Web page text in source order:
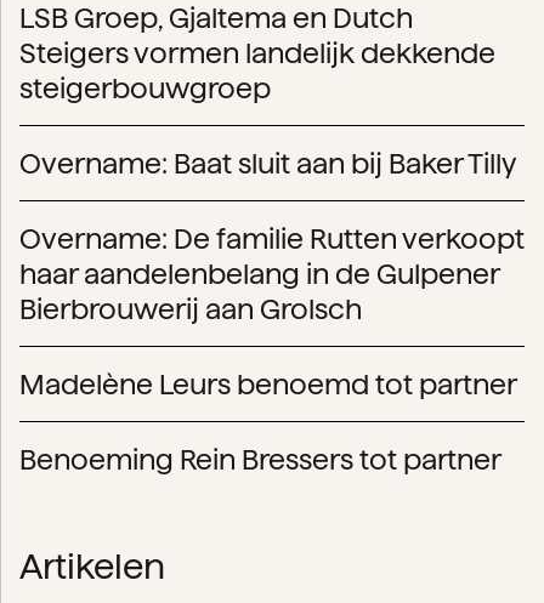
LSB Groep, Gjaltema en Dutch
Steigers vormen landelijk dekkende
steigerbouwgroep
Overname: Baat sluit aan bij Baker Tilly
Overname: De familie Rutten verkoopt
haar aandelenbelang in de Gulpener
Bierbrouwerij aan Grolsch
Madelène Leurs benoemd tot partner
Benoeming Rein Bressers tot partner
Artikelen